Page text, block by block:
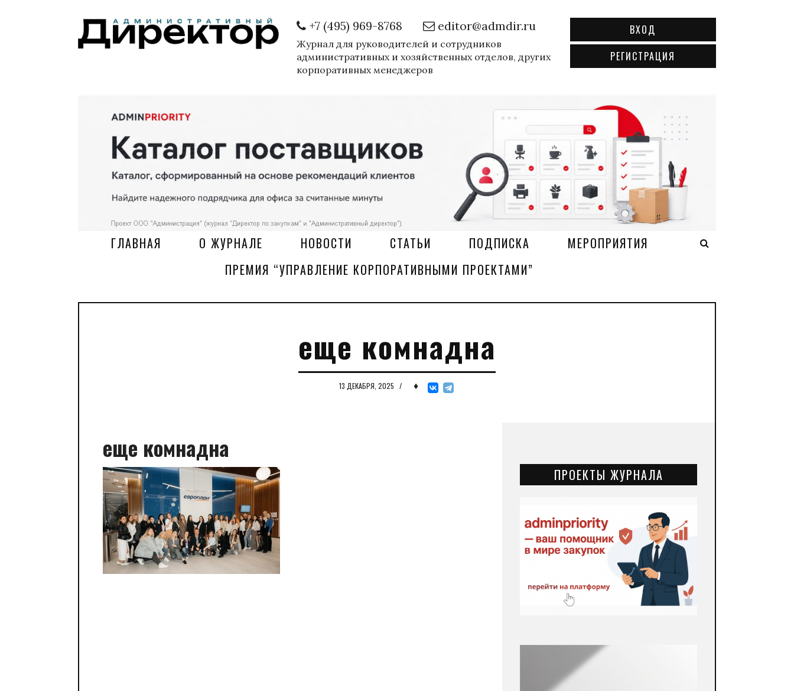
+7 (495) 969-8768 editor@admdir.ru
Журнал для руководителей и сотрудников
административных и хозяйственных отделов, других
корпоративных менеджеров
ВХОД
РЕГИСТРАЦИЯ
ГЛАВНАЯ О ЖУРНАЛЕ НОВОСТИ СТАТЬИ ПОДПИСКА
МЕРОПРИЯТИЯ
ПРЕМИЯ “УПРАВЛЕНИЕ КОРПОРАТИВНЫМИ ПРОЕКТАМИ”
еще комнадна
13 ДЕКАБРЯ, 2025 / ♦
еще комнадна
ПРОЕКТЫ ЖУРНАЛА